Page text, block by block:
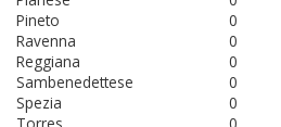
0
Pineto
0
Ravenna
0
Reggiana
0
Sambenedettese
0
Spezia